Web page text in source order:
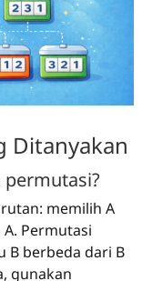
Ditanyakan
memilih A
Permutasi
B berbeda dari B
gunakan